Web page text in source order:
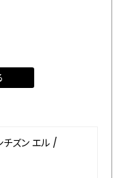
チズン エル /